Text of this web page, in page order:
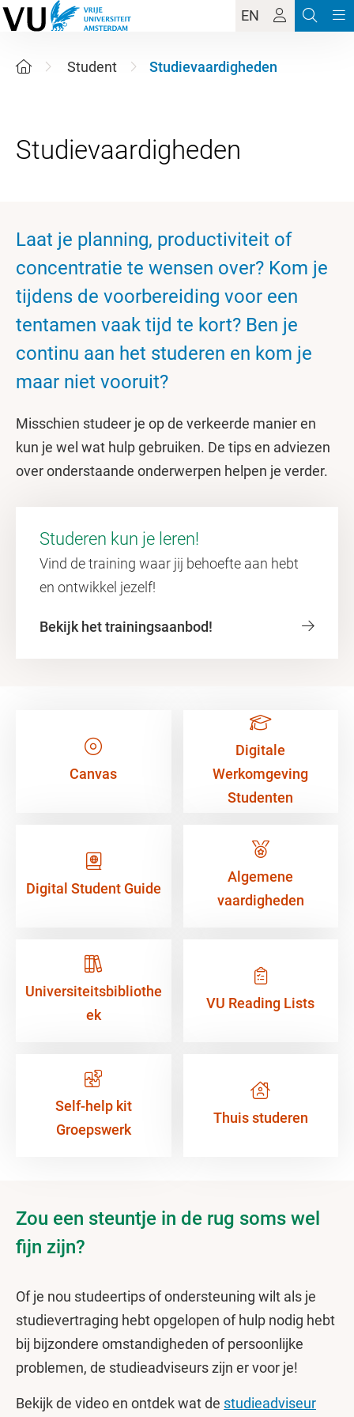
EN
Student Studievaardigheden
Laat je planning, productiviteit of
concentratie te wensen over? Kom je
tijdens de voorbereiding voor een
tentamen vaak tijd te kort? Ben je
continu aan het studeren en kom je
maar niet vooruit?
Misschien studeer je op de verkeerde manier en
kun je wel wat hulp gebruiken. De tips en adviezen
over onderstaande onderwerpen helpen je verder.
Studeren kun je leren!
Vind de training waar jij behoefte aan hebt
en ontwikkel jezelf!
Bekijk het trainingsaanbod!
Canvas
Digitale
Werkomgeving
Studenten
Digital Student Guide
Algemene
vaardigheden
Universiteitsbibliothe
ek
VU Reading Lists
Self-help kit
Groepswerk
Thuis studeren
Zou een steuntje in de rug soms wel
fijn zijn?
Of je nou studeertips of ondersteuning wilt als je
studievertraging hebt opgelopen of hulp nodig hebt
bij bijzondere omstandigheden of persoonlijke
problemen, de studieadviseurs zijn er voor je!
Bekijk de video en ontdek wat de studieadviseur